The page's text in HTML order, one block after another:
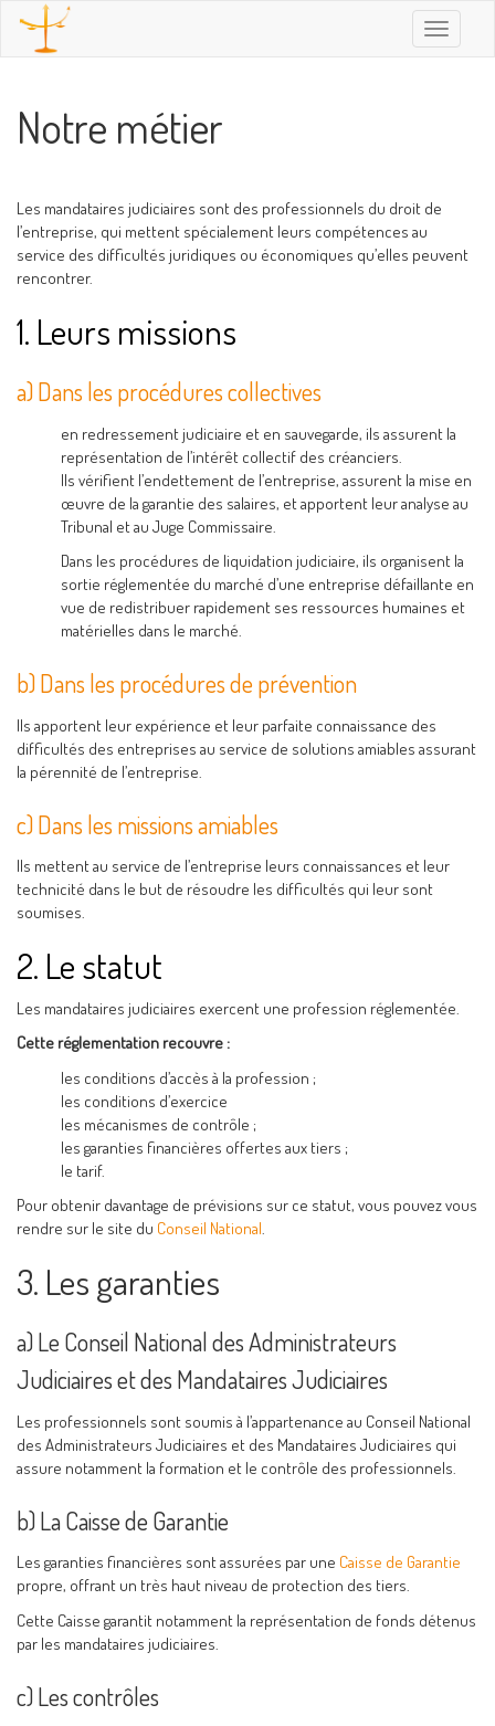
Toggle
Notre métier
Les mandataires judiciaires sont des professionnels du droit de
l’entreprise, qui mettent spécialement leurs compétences au
service des difficultés juridiques ou économiques qu’elles peuvent
rencontrer.
1. Leurs missions
a) Dans les procédures collectives
en redressement judiciaire et en sauvegarde, ils assurent la
représentation de l’intérêt collectif des créanciers.
Ils vérifient l’endettement de l’entreprise, assurent la mise en
œuvre de la garantie des salaires, et apportent leur analyse au
Tribunal et au Juge Commissaire.
Dans les procédures de liquidation judiciaire, ils organisent la
sortie réglementée du marché d’une entreprise défaillante en
vue de redistribuer rapidement ses ressources humaines et
matérielles dans le marché.
b) Dans les procédures de prévention
Ils apportent leur expérience et leur parfaite connaissance des
difficultés des entreprises au service de solutions amiables assurant
la pérennité de l’entreprise.
c) Dans les missions amiables
Ils mettent au service de l’entreprise leurs connaissances et leur
technicité dans le but de résoudre les difficultés qui leur sont
soumises.
2. Le statut
Les mandataires judiciaires exercent une profession réglementée.
Cette réglementation recouvre :
les conditions d’accès à la profession ;
les conditions d’exercice
les mécanismes de contrôle ;
les garanties financières offertes aux tiers ;
le tarif.
Pour obtenir davantage de prévisions sur ce statut, vous pouvez vous
rendre sur le site du Conseil National.
3. Les garanties
a) Le Conseil National des Administrateurs
Judiciaires et des Mandataires Judiciaires
Les professionnels sont soumis à l’appartenance au Conseil National
des Administrateurs Judiciaires et des Mandataires Judiciaires qui
assure notamment la formation et le contrôle des professionnels.
b) La Caisse de Garantie
Les garanties financières sont assurées par une Caisse de Garantie
propre, offrant un très haut niveau de protection des tiers.
Cette Caisse garantit notamment la représentation de fonds détenus
par les mandataires judiciaires.
c) Les contrôles